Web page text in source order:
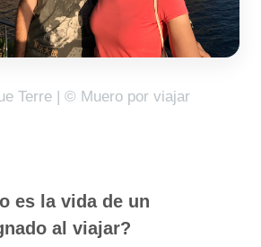
Terre | © Muero por viajar
es la vida de un
al viajar?